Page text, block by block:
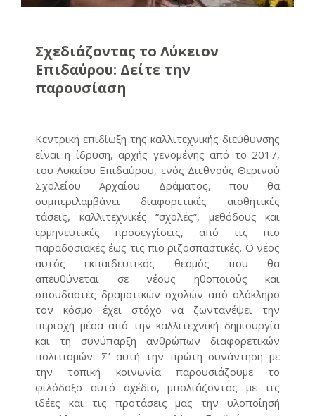
Σχεδιάζοντας το Λύκειον
Επιδαύρου: Δείτε την
παρουσίαση
Κεντρική επιδίωξη της καλλιτεχνικής διεύθυνσης
είναι η ίδρυση, αρχής γενομένης από το 2017,
του Λυκείου Επιδαύρου, ενός Διεθνούς Θερινού
Σχολείου Αρχαίου Δράματος, που θα
συμπεριλαμβάνει διαφορετικές αισθητικές
τάσεις, καλλιτεχνικές “σχολές”, μεθόδους και
ερμηνευτικές προσεγγίσεις, από τις πιο
παραδοσιακές έως τις πιο ριζοσπαστικές. Ο νέος
αυτός εκπαιδευτικός θεσμός που θα
απευθύνεται σε νέους ηθοποιούς και
σπουδαστές δραματικών σχολών από ολόκληρο
τον κόσμο έχει στόχο να ζωντανέψει την
περιοχή μέσα από την καλλιτεχνική δημιουργία
και τη συνύπαρξη ανθρώπων διαφορετικών
πολιτισμών. Σ’ αυτή την πρώτη συνάντηση με
την τοπική κοινωνία παρουσιάζουμε το
φιλόδοξο αυτό σχέδιο, μπολιάζοντας με τις
ιδέες και τις προτάσεις μας την υλοποίησή